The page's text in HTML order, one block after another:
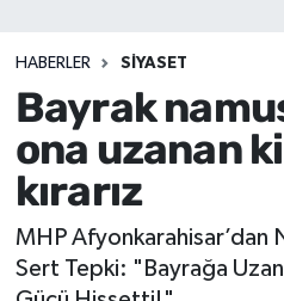
HABERLER SIYASET
Bayrak
ona uzanan
kırarız
MHP Afyonkarahisar’dan
Sert Tepki: "Bayrağa
Sağlık
Eğitim
Ekonomi